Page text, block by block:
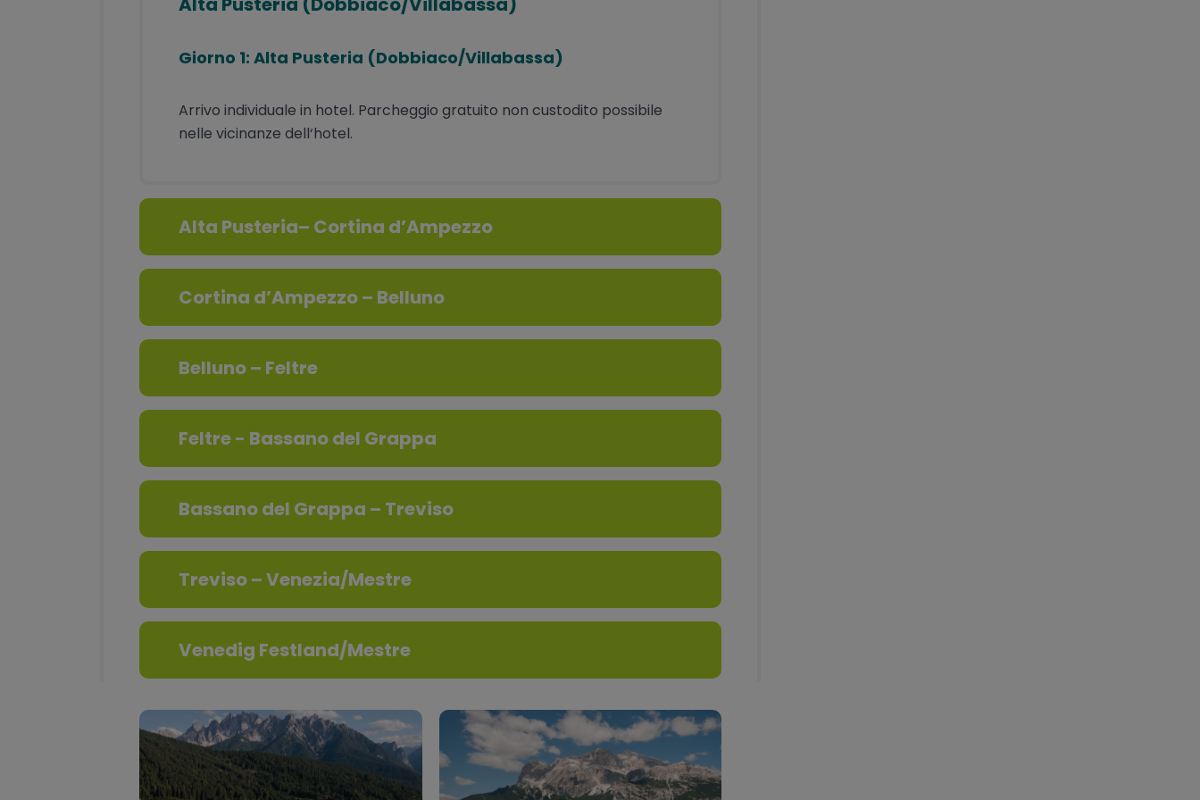
Giorno 1: Alta Pusteria (Dobbiaco/Villabassa)
Arrivo individuale in hotel. Parcheggio gratuito non custodito possibile
nelle vicinanze dell‘hotel.
Alta Pusteria– Cortina d’Ampezzo
Cortina d’Ampezzo – Belluno
Belluno – Feltre
Feltre - Bassano del Grappa
Bassano del Grappa – Treviso
Treviso – Venezia/Mestre
Venedig Festland/Mestre